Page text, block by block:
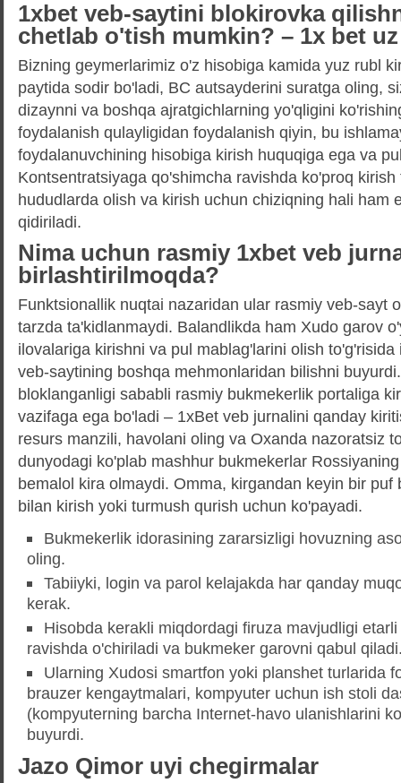
1xbet veb-saytini blokirovka
chetlab o'tish mumkin? – 1x bet uz
Bizning geymerlarimiz o'z hisobiga kamida yuz rubl
paytida sodir bo'ladi, BC autsayderini suratga oling,
dizaynni va boshqa ajratgichlarning yo'qligini
foydalanish qulayligidan foydalanish qiyin, bu
foydalanuvchining hisobiga kirish huquqiga ega va
Kontsentratsiyaga qo'shimcha ravishda ko'proq
hududlarda olish va kirish uchun chiziqning hali ham
qidiriladi.
Nima uchun rasmiy 1xbet veb
birlashtirilmoqda?
Funktsionallik nuqtai nazaridan ular rasmiy veb-sayt
tarzda ta'kidlanmaydi. Balandlikda ham Xudo garov
ilovalariga kirishni va pul mablag'larini olish
veb-saytining boshqa mehmonlaridan bilishni
bloklanganligi sababli rasmiy bukmekerlik portaliga
vazifaga ega bo'ladi – 1xBet veb jurnalini qanday
resurs manzili, havolani oling va Oxanda nazoratsiz
dunyodagi ko'plab mashhur bukmekerlar
bemalol kira olmaydi. Omma, kirgandan keyin bir puf
bilan kirish yoki turmush qurish uchun ko'payadi.
Bukmekerlik idorasining zararsizligi hovuzning
oling.
Tabiiyki, login va parol kelajakda har qanday
kerak.
Hisobda kerakli miqdordagi firuza mavjudligi
ravishda o'chiriladi va bukmeker garovni qabul
Ularning Xudosi smartfon yoki planshet turlarida
brauzer kengaytmalari, kompyuter uchun ish stoli
(kompyuterning barcha Internet-havo ulanishlarini
buyurdi.
Jazo Qimor uyi chegirmalar